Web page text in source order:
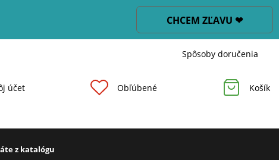
CHCEM ZĽAVU ❤
Spôsoby doručenia
účet Obľúbené Košík
z katalógu